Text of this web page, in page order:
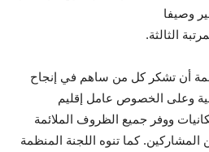
وصيفا
الثالثة.
أن تشكر كل من ساهم في إنجاح
وعلى الخصوص عامل إقليم
ووفر جميع الظروف الملائمة
المشاركين. كما تنوه اللجنة المنظمة